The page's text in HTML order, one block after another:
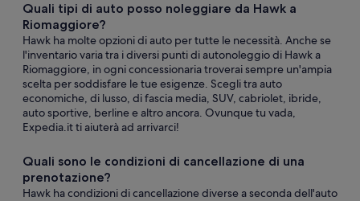
Quali tipi di auto posso noleggiare da Hawk a
Riomaggiore?
Hawk ha molte opzioni di auto per tutte le necessità. Anche se
l'inventario varia tra i diversi punti di autonoleggio di Hawk a
Riomaggiore, in ogni concessionaria troverai sempre un'ampia
scelta per soddisfare le tue esigenze. Scegli tra auto
economiche, di lusso, di fascia media, SUV, cabriolet, ibride,
auto sportive, berline e altro ancora. Ovunque tu vada,
Expedia.it ti aiuterà ad arrivarci!
Quali sono le condizioni di cancellazione di una
prenotazione?
Hawk ha condizioni di cancellazione diverse a seconda dell'auto